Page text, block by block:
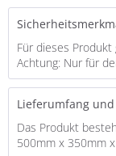
Für dieses
Achtung: Nur für
Lieferumfang
Das Produkt
500mm x 350mm